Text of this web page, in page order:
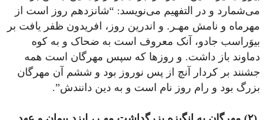
می‌شمارد و در التفهیم می‌نویسد: “شانزدهم روز است از
مهر‌ماه و نامش مهـر. و اندرین روز، افریدون ظفر یافت بر
بیوَراسب جادو، آنک معروف است به ضحاک و به کوه
دماوند باز داشت. و روزها که سپس مهرگان است همه
جشنند بر کردار آنچ از پس نوروز بود و ششم آن مهرگان
بزرگ بود و رام روز نام است و به دین دانندش”.